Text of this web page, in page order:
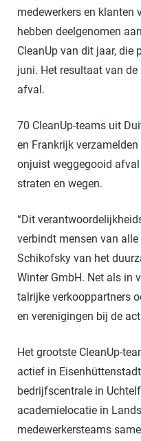
medewerkers en klanten
hebben deelgenomen
CleanUp van dit jaar, die
juni. Het resultaat van
afval.
70 CleanUp-teams uit
en Frankrijk
onjuist weggegooid
straten en wegen.
“Dit
verbindt mensen van
Schikofsky van het
Winter GmbH. Net als in
talrijke verkooppartners
en verenigingen bij de
Het grootste CleanUp-
actief in
bedrijfscentrale in
academielocatie in
medewerkersteams